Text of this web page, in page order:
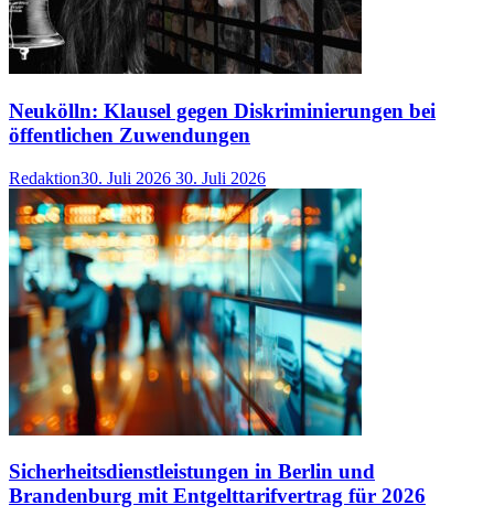
Neukölln: Klausel gegen Diskriminierungen bei
öffentlichen Zuwendungen
Redaktion30. Juli 2026 30. Juli 2026
Sicherheitsdienstleistungen in Berlin und
Brandenburg mit Entgelttarifvertrag für 2026